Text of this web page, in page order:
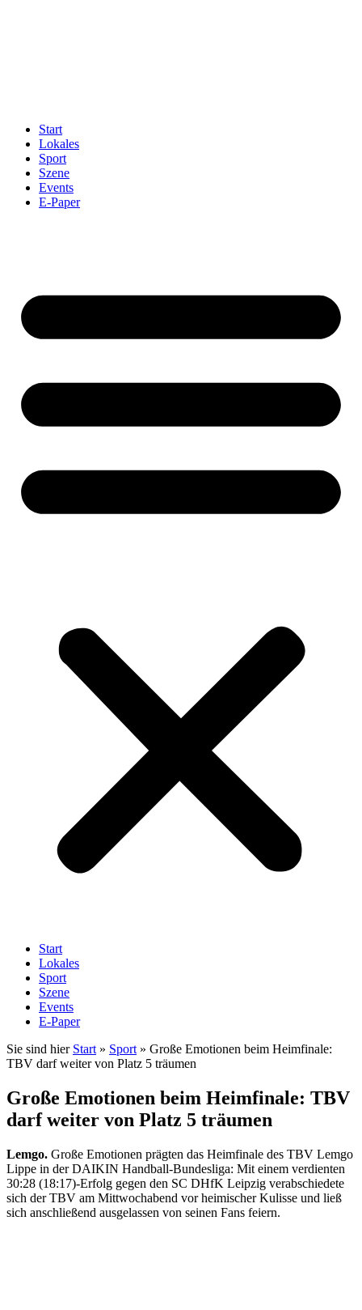
Start
Lokales
Sport
Szene
Events
E-Paper
Start
Lokales
Sport
Szene
Events
E-Paper
Sie sind hier Start » Sport » Große Emotionen beim Heimfinale:
TBV darf weiter von Platz 5 träumen
Große Emotionen beim Heimfinale: TBV
darf weiter von Platz 5 träumen
Lemgo. Große Emotionen prägten das Heimfinale des TBV Lemgo
Lippe in der DAIKIN Handball-Bundesliga: Mit einem verdienten
30:28 (18:17)-Erfolg gegen den SC DHfK Leipzig verabschiedete
sich der TBV am Mittwochabend vor heimischer Kulisse und ließ
sich anschließend ausgelassen von seinen Fans feiern.